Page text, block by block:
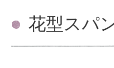
花型スパ